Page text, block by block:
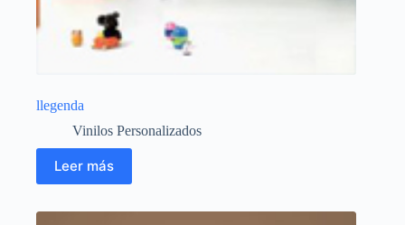
llegenda
Vinilos Personalizados
Leer más